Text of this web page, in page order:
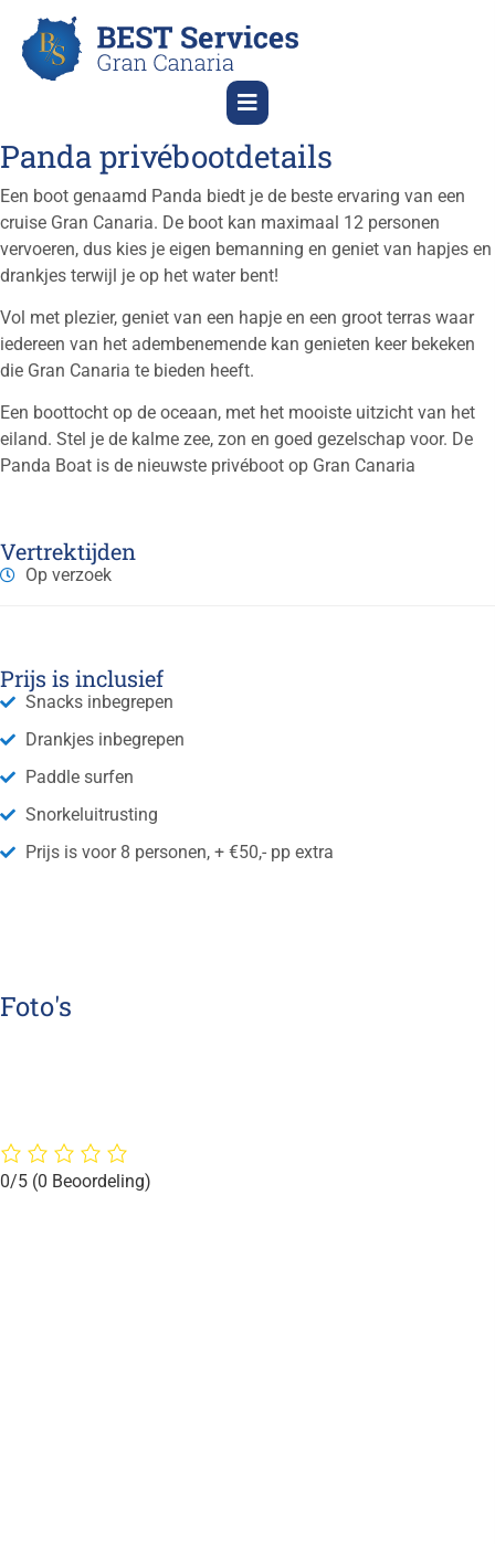
Panda privébootdetails
Een boot genaamd Panda biedt je de beste ervaring van een
cruise Gran Canaria. De boot kan maximaal 12 personen
vervoeren, dus kies je eigen bemanning en geniet van hapjes en
drankjes terwijl je op het water bent!
Vol met plezier, geniet van een hapje en een groot terras waar
iedereen van het adembenemende kan genieten keer bekeken
die Gran Canaria te bieden heeft.
Een boottocht op de oceaan, met het mooiste uitzicht van het
eiland. Stel je de kalme zee, zon en goed gezelschap voor. De
Panda Boat is de nieuwste privéboot op Gran Canaria
Vertrektijden
Op verzoek
Prijs is inclusief
Snacks inbegrepen
Drankjes inbegrepen
Paddle surfen
Snorkeluitrusting
Prijs is voor 8 personen, + €50,- pp extra
Foto's
0/5 (0 Beoordeling)